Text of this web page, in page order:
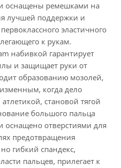
оснащены ремешками на
лучшей поддержки и
эластичного
к рукам.
набивкой гарантирует
и защищает руки от
образованию мозолей,
когда дело
становой тягой
большого пальца
отверстиями для
предотвращения
гибкий спандекс,
пальцев, прилегает к